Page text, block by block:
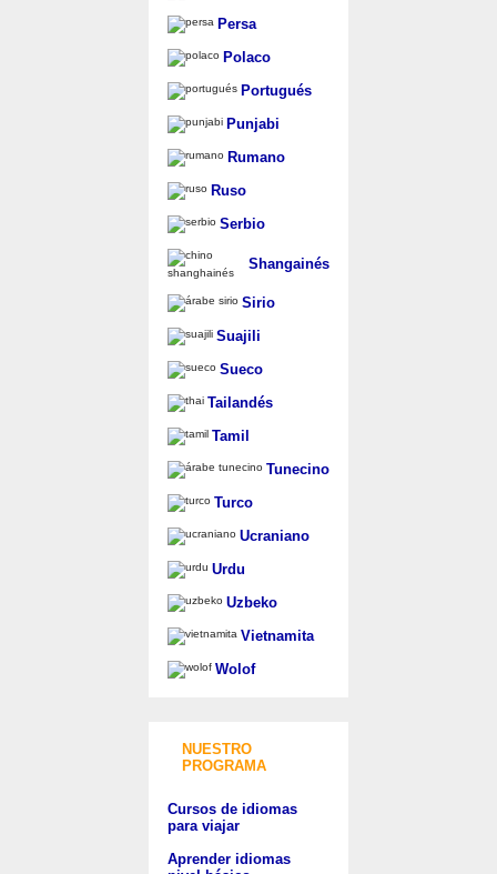
Persa
Polaco
Portugués
Punjabi
Rumano
Ruso
Serbio
Shangainés
Sirio
Suajili
Sueco
Tailandés
Tamil
Tunecino
Turco
Ucraniano
Urdu
Uzbeko
Vietnamita
Wolof
NUESTRO
PROGRAMA
Cursos de idiomas
para viajar
Aprender idiomas